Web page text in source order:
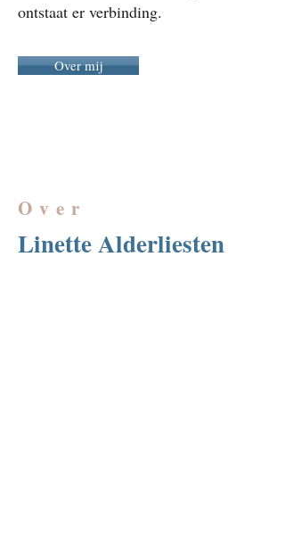
ontstaat er verbinding.
Over mij
Over
Linette Alderliesten